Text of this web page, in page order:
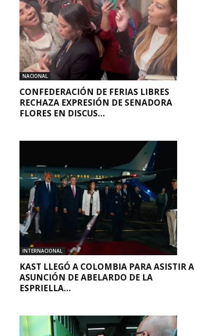
NACIONAL
CONFEDERACIÓN DE FERIAS LIBRES
RECHAZA EXPRESIÓN DE SENADORA
FLORES EN DISCUS...
INTERNACIONAL
KAST LLEGÓ A COLOMBIA PARA ASISTIR A
ASUNCIÓN DE ABELARDO DE LA
ESPRIELLA...